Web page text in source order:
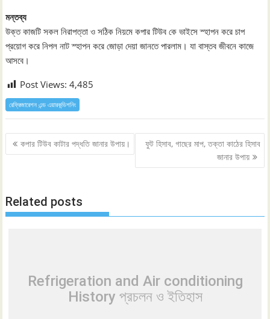
মন্তব্য
উক্ত কাজটি সকল নিরাপত্তা ও সঠিক নিয়মে কপার টিউব কে ভাইসে স্হাপন করে চাপ
প্রয়োগ করে নিপল নাট স্হাপন করে জোড়া দেয়া জানতে পারলাম। যা বাস্তব জীবনে কাজে
আসবে।
Post Views: 4,485
রেফ্রিজারেশন এন্ড এয়ারকন্ডিশনিং
Post
navigation
কপার টিউব কাটার পদ্ধতি জানার উপায়।
ফুট হিসাব, গাছের মাপ, তক্তা কাঠের হিসাব
জানার উপায়
Related posts
Refrigeration and Air conditioning
History প্রচলন ও ইতিহাস